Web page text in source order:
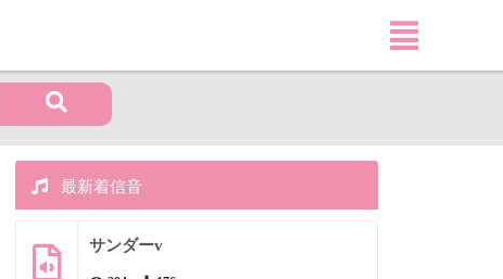
最新着信音
サンダーv